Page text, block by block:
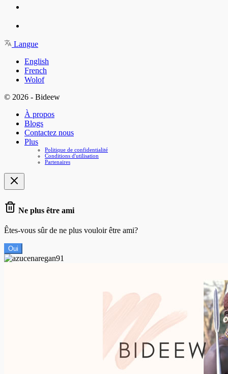
Langue
English
French
Wolof
© 2026 - Bideew
À propos
Blogs
Contactez nous
Plus
Politique de confidentialité
Conditions d'utilisation
Partenaires
Ne plus être ami
Êtes-vous sûr de ne plus vouloir être ami?
Oui